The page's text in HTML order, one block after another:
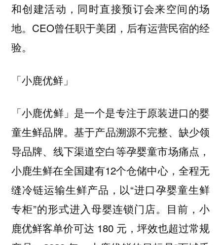
和创建活动，同时直接预订会来空间的场
地。CEO曾任职于美团，后有运营民宿的经
验。
「小鹿优鲜」
「小鹿优鲜」是一个是专注于原装进口的婴
童生鲜品牌。 基于产品溯源不完整、缺少领
导品牌、线下渠道空白等孕婴童市场痛点，
小鹿生鲜在全国建有12个仓储中心，全程无
缝冷链运输生鲜产品，以“进口孕婴童生鲜
专柜”的形式进入母婴连锁门店。目前，小
鹿优鲜客单价可达 180 元，坪效也超过常规